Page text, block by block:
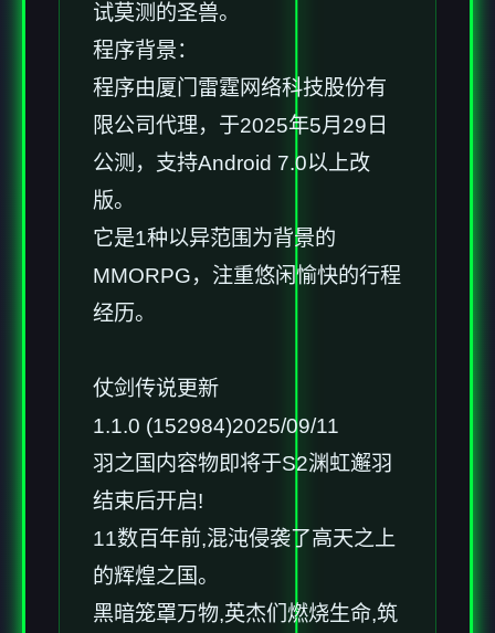
试莫测的圣兽。
程序背景：
程序由厦门雷霆网络科技股份有
限公司代理，于2025年5月29日
公测，支持Android 7.0以上改
版。
它是1种以异范围为背景的
MMORPG，注重悠闲愉快的行程
经历。
仗剑传说更新
1.1.0 (152984)2025/09/11
羽之国内容物即将于S2渊虹邂羽
结束后开启!
11数百年前,混沌侵袭了高天之上
的辉煌之国。
黑暗笼罩万物,英杰们燃烧生命,筑